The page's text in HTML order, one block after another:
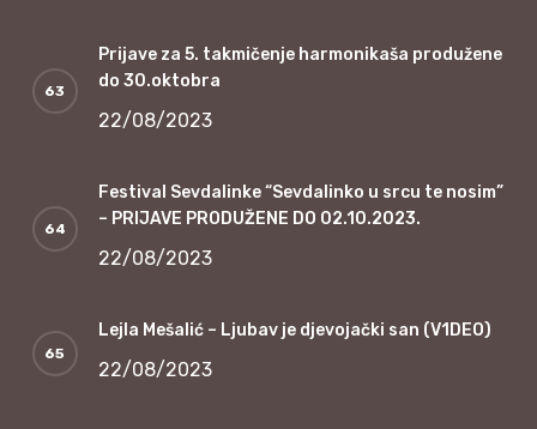
Prijave za 5. takmičenje harmonikaša produžene
do 30.oktobra
22/08/2023
Festival Sevdalinke “Sevdalinko u srcu te nosim”
– PRIJAVE PRODUŽENE DO 02.10.2023.
22/08/2023
Lejla Mešalić – Ljubav je djevojački san (V1DEO)
22/08/2023